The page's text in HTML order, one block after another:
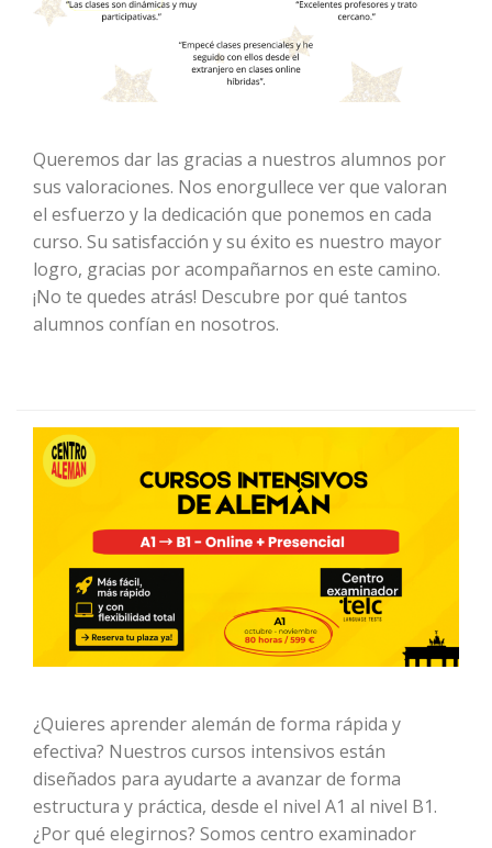
Queremos dar las gracias a nuestros alumnos por
sus valoraciones. Nos enorgullece ver que valoran
el esfuerzo y la dedicación que ponemos en cada
curso. Su satisfacción y su éxito es nuestro mayor
logro, gracias por acompañarnos en este camino.
¡No te quedes atrás! Descubre por qué tantos
alumnos confían en nosotros.
¿Quieres aprender alemán de forma rápida y
efectiva? Nuestros cursos intensivos están
diseñados para ayudarte a avanzar de forma
estructura y práctica, desde el nivel A1 al nivel B1.
¿Por qué elegirnos? Somos centro examinador